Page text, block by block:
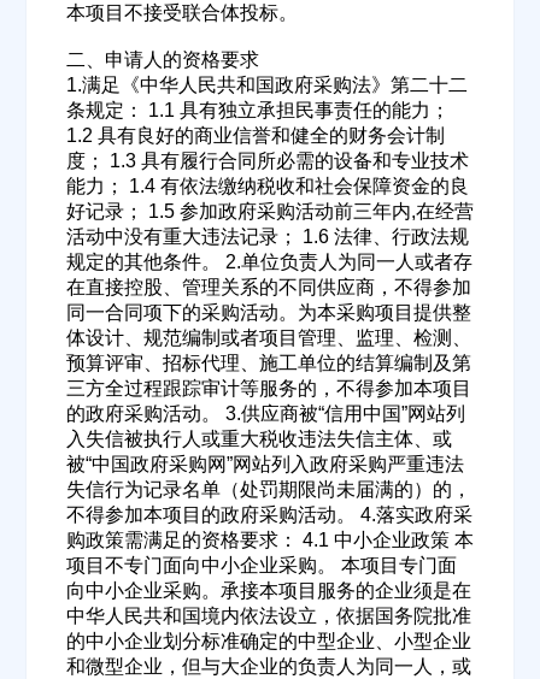
本项目不接受联合体投标。
二、申请人的资格要求
1.满足《中华人民共和国政府采购法》第二十二
条规定： 1.1 具有独立承担民事责任的能力；
1.2 具有良好的商业信誉和健全的财务会计制
度； 1.3 具有履行合同所必需的设备和专业技术
能力； 1.4 有依法缴纳税收和社会保障资金的良
好记录； 1.5 参加政府采购活动前三年内,在经营
活动中没有重大违法记录； 1.6 法律、行政法规
规定的其他条件。 2.单位负责人为同一人或者存
在直接控股、管理关系的不同供应商，不得参加
同一合同项下的采购活动。为本采购项目提供整
体设计、规范编制或者项目管理、监理、检测、
预算评审、招标代理、施工单位的结算编制及第
三方全过程跟踪审计等服务的，不得参加本项目
的政府采购活动。 3.供应商被“信用中国”网站列
入失信被执行人或重大税收违法失信主体、或
被“中国政府采购网”网站列入政府采购严重违法
失信行为记录名单（处罚期限尚未届满的）的，
不得参加本项目的政府采购活动。 4.落实政府采
购政策需满足的资格要求： 4.1 中小企业政策 本
项目不专门面向中小企业采购。 本项目专门面
向中小企业采购。承接本项目服务的企业须是在
中华人民共和国境内依法设立，依据国务院批准
的中小企业划分标准确定的中型企业、小型企业
和微型企业，但与大企业的负责人为同一人，或
欢迎入驻供应商 ဆ